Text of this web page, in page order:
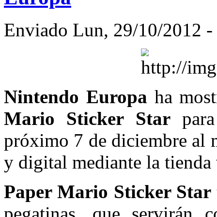
Enviado Lun, 29/10/2012
Nintendo Europa ha
Mario Sticker Starpara
próximo 7 de diciembre al
y digital mediante la
Paper Mario Sticker Star